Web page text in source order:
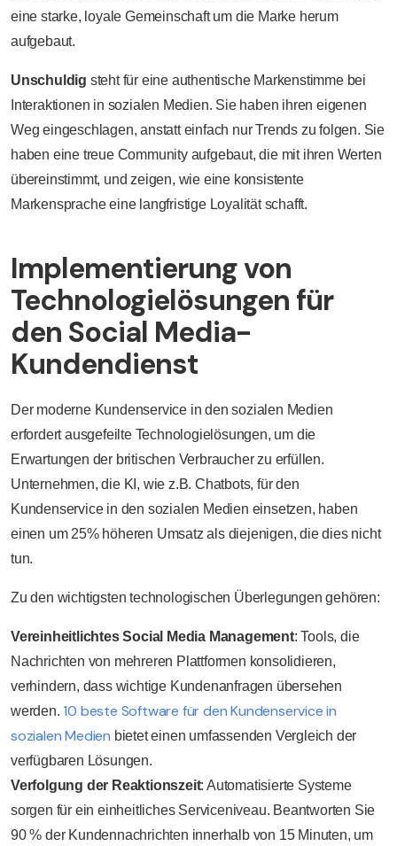
eine starke, loyale Gemeinschaft um die Marke herum
aufgebaut.
Unschuldig steht für eine authentische Markenstimme bei
Interaktionen in sozialen Medien. Sie haben ihren eigenen
Weg eingeschlagen, anstatt einfach nur Trends zu folgen. Sie
haben eine treue Community aufgebaut, die mit ihren Werten
übereinstimmt, und zeigen, wie eine konsistente
Markensprache eine langfristige Loyalität schafft.
Implementierung von
Technologielösungen für
den Social Media-
Kundendienst
Der moderne Kundenservice in den sozialen Medien
erfordert ausgefeilte Technologielösungen, um die
Erwartungen der britischen Verbraucher zu erfüllen.
Unternehmen, die KI, wie z.B. Chatbots, für den
Kundenservice in den sozialen Medien einsetzen, haben
einen um 25% höheren Umsatz als diejenigen, die dies nicht
tun.
Zu den wichtigsten technologischen Überlegungen gehören:
Vereinheitlichtes Social Media Management: Tools, die
Nachrichten von mehreren Plattformen konsolidieren,
verhindern, dass wichtige Kundenanfragen übersehen
werden.10 beste Software für den Kundenservice in
sozialen Medien bietet einen umfassenden Vergleich der
verfügbaren Lösungen.
Verfolgung der Reaktionszeit: Automatisierte Systeme
sorgen für ein einheitliches Serviceniveau. Beantworten Sie
90 % der Kundennachrichten innerhalb von 15 Minuten, um